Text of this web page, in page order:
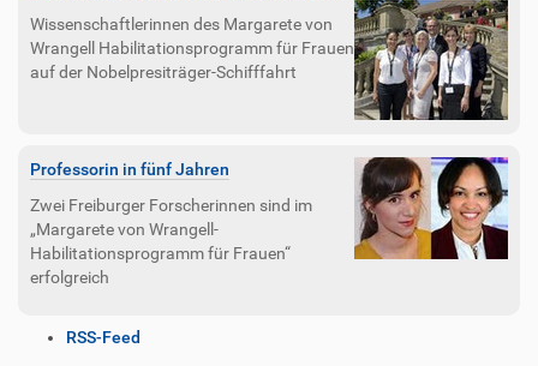
Wissenschaftlerinnen des Margarete von
Wrangell Habilitationsprogramm für Frauen
auf der Nobelpresiträger-Schifffahrt
Professorin in fünf Jahren
Zwei Freiburger Forscherinnen sind im
„Margarete von Wrangell-
Habilitationsprogramm für Frauen“
erfolgreich
RSS-Feed